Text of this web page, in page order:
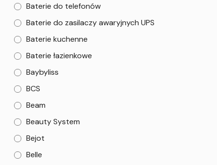
Baterie do telefonów
Baterie do zasilaczy awaryjnych UPS
Baterie kuchenne
Baterie łazienkowe
Baybyliss
BCS
Beam
Beauty System
Bejot
Belle